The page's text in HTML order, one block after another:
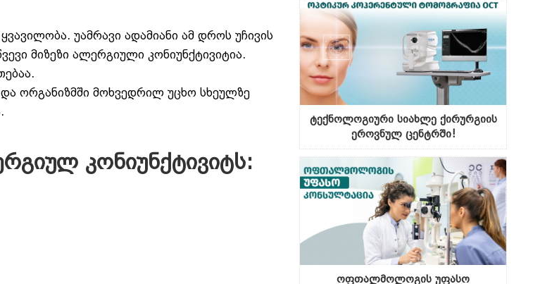
უამრავი ადამიანი ამ დროს უჩივის
მიზეზი ალერგიული კონიუნქტივიტია.
ორგანიზმში მოხვედრილ უცხო სხეულზე
კონიუნქტივიტს:
ტექნოლოგიური სიახლე ქირურგიის
ეროვნულ ცენტრში!
ოფთალმოლოგის უფასო